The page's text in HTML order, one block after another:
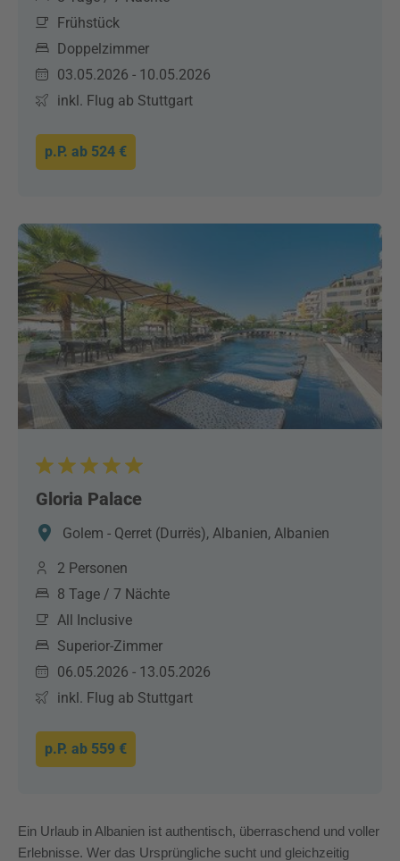
Frühstück
Doppelzimmer
03.05.2026 - 10.05.2026
inkl. Flug ab Stuttgart
p.P. ab 524 €
Gloria Palace
Golem - Qerret (Durrës), Albanien, Albanien
2 Personen
8 Tage / 7 Nächte
All Inclusive
Superior-Zimmer
06.05.2026 - 13.05.2026
inkl. Flug ab Stuttgart
p.P. ab 559 €
Ein Urlaub in Albanien ist authentisch, überraschend und voller
Erlebnisse. Wer das Ursprüngliche sucht und gleichzeitig